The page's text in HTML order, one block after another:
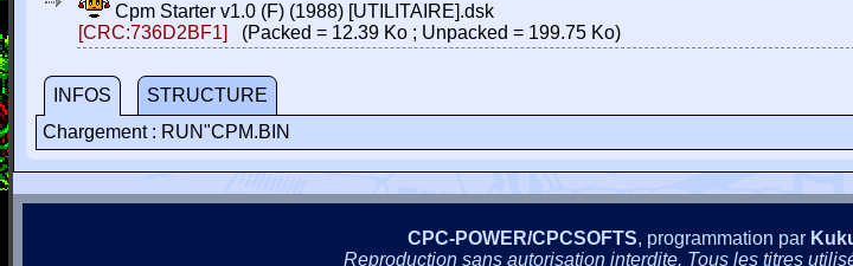
Cpm Starter v1.0 (F) (1988) [UTILITAIRE].dsk
[CRC:736D2BF1]
(Packed = 12.39 Ko ; Unpacked = 199.75 Ko)
INFOS
STRUCTURE
Chargement : RUN"CPM.BIN
CPC-POWER/CPCSOFTS, programmation par
Reproduction sans autorisation interdite. Tous les titres